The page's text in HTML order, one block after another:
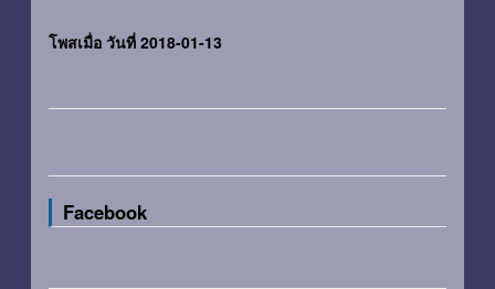
โพสเมื่อ วันที่ 2018-01-13
Facebook